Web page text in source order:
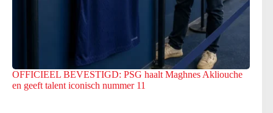
OFFICIEEL BEVESTIGD: PSG haalt Maghnes Akliouche
en geeft talent iconisch nummer 11